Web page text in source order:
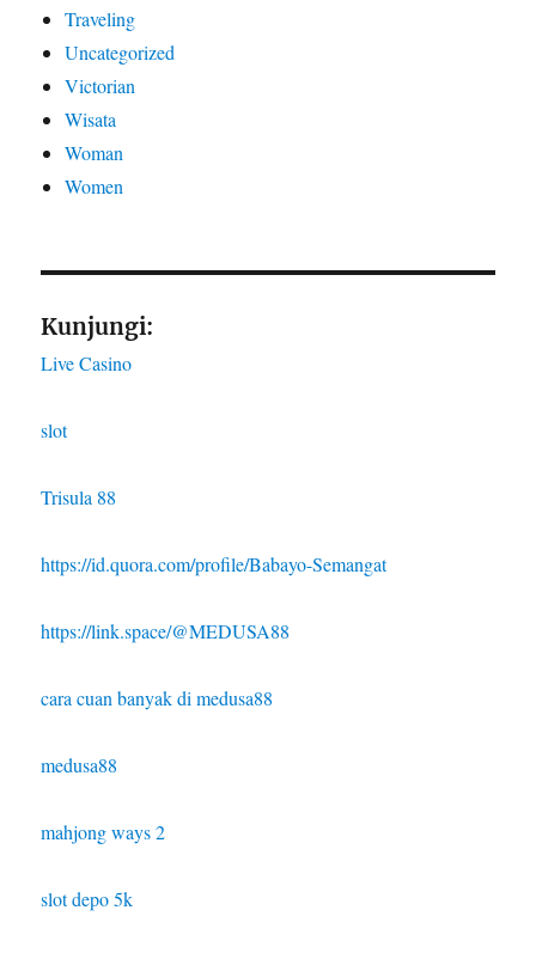
Traveling
Uncategorized
Victorian
Wisata
Woman
Women
Kunjungi:
Live Casino
slot
Trisula 88
https://id.quora.com/profile/Babayo-Semangat
https://link.space/@MEDUSA88
cara cuan banyak di medusa88
medusa88
mahjong ways 2
slot depo 5k